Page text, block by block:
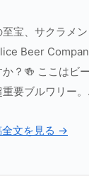
宝、サクラメ
Beer
？🍻 ここはビ
要ブルワリー
文を見る →